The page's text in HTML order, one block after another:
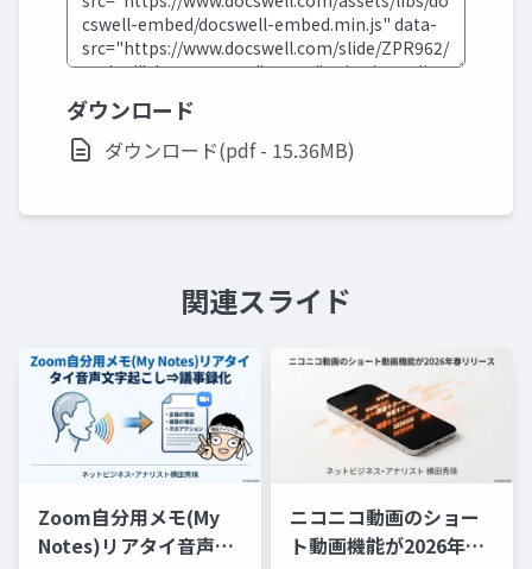
ダウンロード
ダウンロード(pdf - 15.36MB)
関連スライド
Zoom自分用メモ(My
Notes)リアタイ音声文
ニコニコ動画のショー
ト動画機能が2026年春